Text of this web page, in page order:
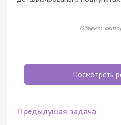
Объект
Посмотреть
Предыдущая задача